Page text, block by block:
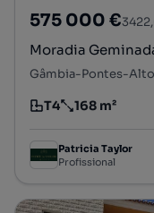
575 000 €
Moradia
Gâmbia-Pontes-Alto
Tipologia
T4
Preço por metro
168 m²
Patricia Taylor
Profissional